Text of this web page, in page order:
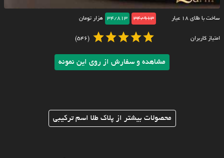
ساخت با طلای ۱۸ عیار 34/913
34/813 هزار تومان
امتیاز کاربران (546)
مشاهده و سفارش از روی این نمونه
محصولات بیشتر از پلاک طلا اسم ترکیبی